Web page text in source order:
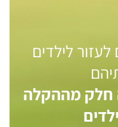
לעזור לילדים
חלק מההקלה